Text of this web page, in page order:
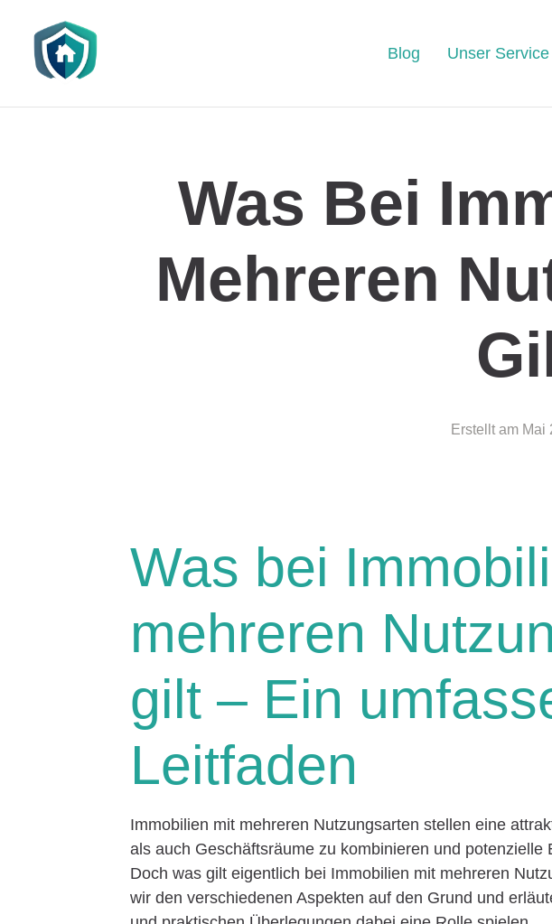
Blog Unser Service
Was Bei
Mehreren
Erstellt am Mai
Was bei
mehreren
gilt – Ein
Leitfaden
Immobilien mit mehreren Nutzungsarten stellen eine
als auch Geschäftsräume zu kombinieren und potenzielle
Doch was gilt eigentlich bei Immobilien mit mehreren
wir den verschiedenen Aspekten auf den Grund und